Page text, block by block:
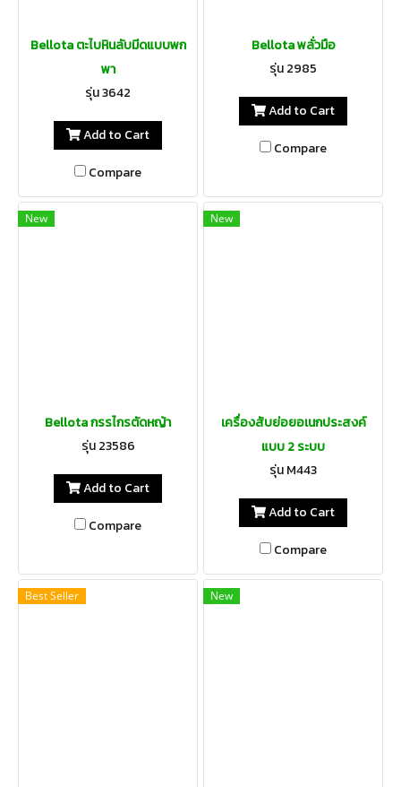
Bellota ตะไบหินลับมีดแบบพก
พา
รุ่น 3642
Add to Cart
Compare
Bellota พลั่วมือ
รุ่น 2985
Add to Cart
Compare
New
Bellota กรรไกรตัดหญ้า
รุ่น 23586
Add to Cart
Compare
New
เครื่องสับย่อยอเนกประสงค์
แบบ 2 ระบบ
รุ่น M443
Add to Cart
Compare
Best Seller New